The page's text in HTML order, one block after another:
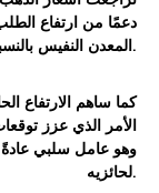
دعمًا من ارتفاع
المعدن النفيس بالنسبة للمستثمرين من حاملي العملات الأخرى.
كما ساهم الارتفاع
الأمر الذي عزز
وهو عامل سلبي عادةً
لحائزيه.